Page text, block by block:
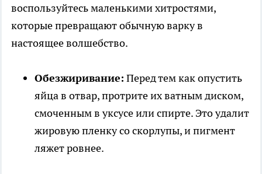
воспользуйтесь маленькими хитростями,
которые превращают обычную варку в
настоящее волшебство.
Обезжиривание: Перед тем как опустить
яйца в отвар, протрите их ватным диском,
смоченным в уксусе или спирте. Это удалит
жировую пленку со скорлупы, и пигмент
ляжет ровнее.